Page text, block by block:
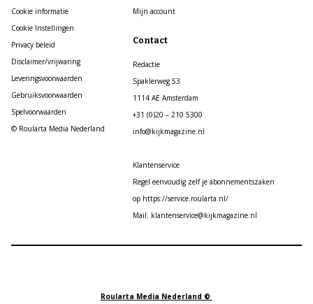
Cookie informatie
Cookie Instellingen
Privacy beleid
Disclaimer/vrijwaring
Leveringsvoorwaarden
Gebruiksvoorwaarden
Spelvoorwaarden
© Roularta Media Nederland
Mijn account
Contact
Redactie
Spaklerweg 53
1114 AE Amsterdam
+31 (0)20 – 210 5300
info@kijkmagazine.nl
Klantenservice
Regel eenvoudig zelf je abonnementszaken
op https://service.roularta.nl/
Mail: klantenservice@kijkmagazine.nl
Roularta Media Nederland ©